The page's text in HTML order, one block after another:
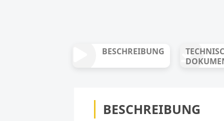
BESCHREIBUNG
BESCHREIBUNG